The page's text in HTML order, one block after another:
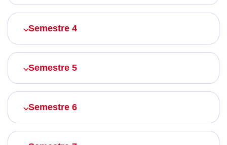
Semestre 4
Semestre 5
Semestre 6